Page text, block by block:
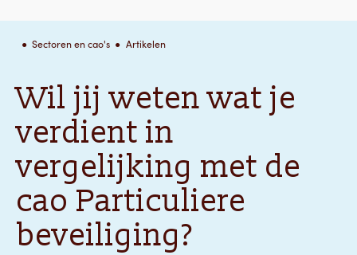
Sectoren en cao's Artikelen
Wil jij weten wat je
verdient in
vergelijking met de
cao Particuliere
beveiliging?